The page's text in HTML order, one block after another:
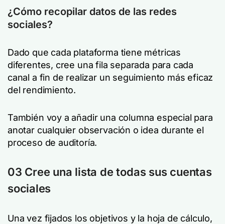
¿Cómo recopilar datos de las redes
sociales?
Dado que cada plataforma tiene métricas
diferentes, cree una fila separada para cada
canal a fin de realizar un seguimiento más eficaz
del rendimiento.
También voy a añadir una columna especial para
anotar cualquier observación o idea durante el
proceso de auditoría.
03 Cree una lista de todas sus cuentas
sociales
Una vez fijados los objetivos y la hoja de cálculo,